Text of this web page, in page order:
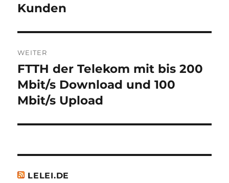
Kunden
WEITER
Nächster
Beitrag:
FTTH der Telekom mit bis 200
Mbit/s Download und 100
Mbit/s Upload
LELEI.DE